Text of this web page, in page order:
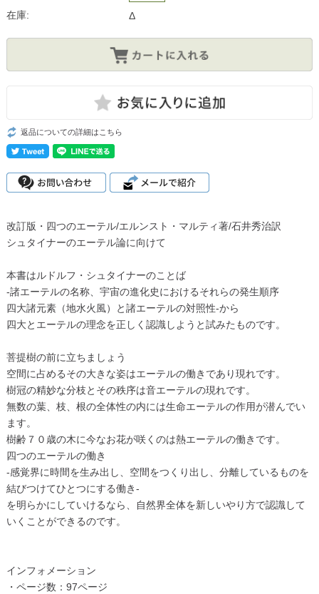
在庫: Δ
返品についての詳細はこちら
改訂版・四つのエーテル/エルンスト・マルティ著/石井秀治訳
シュタイナーのエーテル論に向けて
本書はルドルフ・シュタイナーのことば
-諸エーテルの名称、宇宙の進化史におけるそれらの発生順序
四大諸元素（地水火風）と諸エーテルの対照性-から
四大とエーテルの理念を正しく認識しようと試みたものです。
菩提樹の前に立ちましょう
空間に占めるその大きな姿はエーテルの働きであり現れです。
樹冠の精妙な分枝とその秩序は音エーテルの現れです。
無数の葉、枝、根の全体性の内には生命エーテルの作用が潜んでい
ます。
樹齢７０歳の木に今なお花が咲くのは熱エーテルの働きです。
四つのエーテルの働き
-感覚界に時間を生み出し、空間をつくり出し、分離しているものを
結びつけてひとつにする働き-
を明らかにしていけるなら、自然界全体を新しいやり方で認識して
いくことができるのです。
インフォメーション
・ページ数：97ページ